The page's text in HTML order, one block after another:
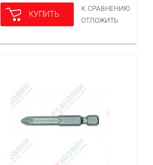
КУПИТЬ
К СРАВНЕНИЮ
ОТЛОЖИТЬ